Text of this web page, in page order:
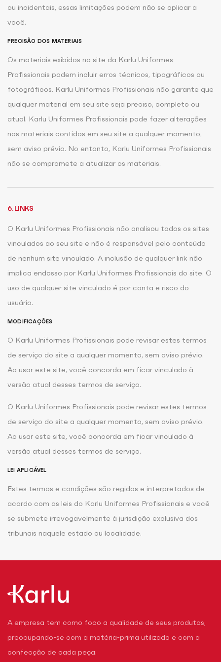
ou incidentais, essas limitações podem não se aplicar a
você.
PRECISÃO DOS MATERIAIS
Os materiais exibidos no site da Karlu Uniformes
Profissionais podem incluir erros técnicos, tipográficos ou
fotográficos. Karlu Uniformes Profissionais não garante que
qualquer material em seu site seja preciso, completo ou
atual. Karlu Uniformes Profissionais pode fazer alterações
nos materiais contidos em seu site a qualquer momento,
sem aviso prévio. No entanto, Karlu Uniformes Profissionais
não se compromete a atualizar os materiais.
6. LINKS
O Karlu Uniformes Profissionais não analisou todos os sites
vinculados ao seu site e não é responsável pelo conteúdo
de nenhum site vinculado. A inclusão de qualquer link não
implica endosso por Karlu Uniformes Profissionais do site. O
uso de qualquer site vinculado é por conta e risco do
usuário.
MODIFICAÇÕES
O Karlu Uniformes Profissionais pode revisar estes termos
de serviço do site a qualquer momento, sem aviso prévio.
Ao usar este site, você concorda em ficar vinculado à
versão atual desses termos de serviço.
O Karlu Uniformes Profissionais pode revisar estes termos
de serviço do site a qualquer momento, sem aviso prévio.
Ao usar este site, você concorda em ficar vinculado à
versão atual desses termos de serviço.
LEI APLICÁVEL
Estes termos e condições são regidos e interpretados de
acordo com as leis do Karlu Uniformes Profissionais e você
se submete irrevogavelmente à jurisdição exclusiva dos
tribunais naquele estado ou localidade.
A empresa tem como foco a qualidade de seus produtos,
preocupando-se com a matéria-prima utilizada e com a
confecção de cada peça.